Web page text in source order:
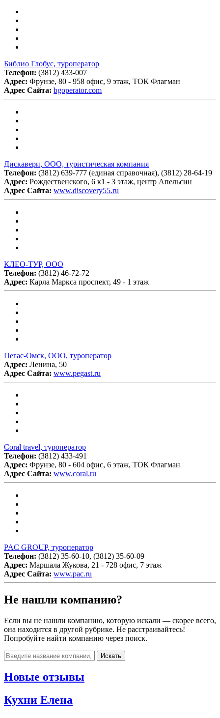
Библио Глобус, туроператор
Телефон: (3812) 433-007
Адрес: Фрунзе, 80 - 958 офис, 9 этаж, ТОК Флагман
Адрес Сайта: bgoperator.com
Дискавери, ООО, туристическая компания
Телефон: (3812) 639-777 (единая справочная), (3812) 28-64-19
Адрес: Рождественского, 6 к1 - 3 этаж, центр Апельсин
Адрес Сайта: www.discovery55.ru
КЛЕО-ТУР, ООО
Телефон: (3812) 46-72-72
Адрес: Карла Маркса проспект, 49 - 1 этаж
Пегас-Омск, ООО, туроператор
Адрес: Ленина, 50
Адрес Сайта: www.pegast.ru
Coral travel, туроператор
Телефон: (3812) 433-491
Адрес: Фрунзе, 80 - 604 офис, 6 этаж, ТОК Флагман
Адрес Сайта: www.coral.ru
PAC GROUP, туроператор
Телефон: (3812) 35-60-10, (3812) 35-60-09
Адрес: Маршала Жукова, 21 - 728 офис, 7 этаж
Адрес Сайта: www.pac.ru
Не нашли компанию?
Если вы не нашли компанию, которую искали — скорее всего,
она находится в другой рубрике. Не расстраивайтесь!
Попробуйте найти компанию через поиск.
Искать
Новые отзывы
Кухни Елена